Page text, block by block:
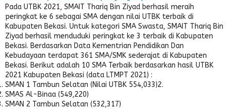
Pada UTBK 2021, SMAIT Thariq Bin Ziyad berhasil meraih
peringkat ke 6 sebagai SMA dengan nilai UTBK terbaik di
Kabupaten Bekasi. Untuk kategori SMA Swasta, SMAIT Thariq Bin
Ziyad berhasil menduduki peringkat ke 3 terbaik di Kabupaten
Bekasi. Berdasarkan Data Kementrian Pendidikan Dan
Kebudayaan terdapat 361 SMA/SMK sederajat di Kabupaten
Bekasi. Berikut adalah 10 SMA Terbaik berdasarkan hasil UTBK
2021 Kabupaten Bekasi (data LTMPT 2021) :
SMAN 1 Tambun Selatan (Nilai UTBK 554,033)2.
SMAS Al-Binaa (549,220)
SMAN 2 Tambun Selatan (532,317)